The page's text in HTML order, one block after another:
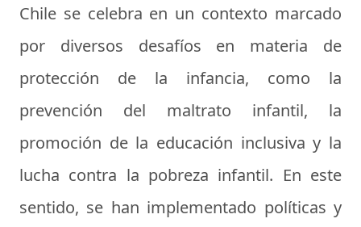
Chile se celebra en un contexto marcado
por diversos desafíos en materia de
protección de la infancia, como la
prevención del maltrato infantil, la
promoción de la educación inclusiva y la
lucha contra la pobreza infantil. En este
sentido, se han implementado políticas y